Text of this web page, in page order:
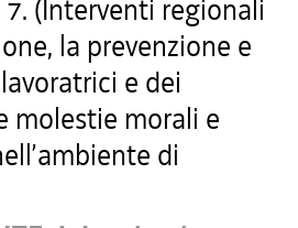
(Interventi regionali
la prevenzione e
e dei
molestie morali e
di